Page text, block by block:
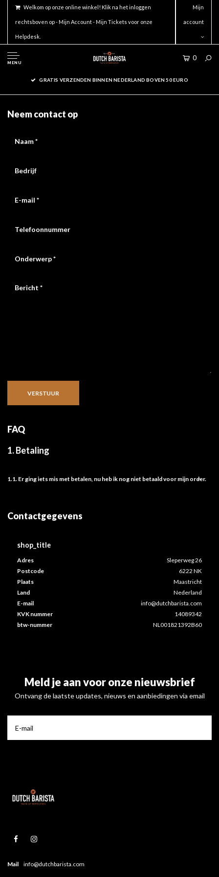
Welkom op onze online winkel! Klik na het inloggen
rechtsboven op - Mijn Account - Mijn Tickets voor onze
Helpdesk.
Mijn
account
MENU
0
GRATIS VERZENDEN BINNEN NEDERLAND BOVEN 50 EURO
Neem contact op
VERSTUUR
FAQ
1.Betaling
1.1. Er ging iets mis met betalen, nu heb ik nog niet betaald voor mijn order.
Contactgegevens
shop_title
Adres
Sleperweg 26
Postcode
6222 NK
Plaats
Maastricht
Land
Nederland
E-mail
info@dutchbarista.com
KVK nummer
14089342
btw-nummer
NL001821392B60
Meld je aan voor onze nieuwsbrief
Ontvang de laatste updates, nieuws en aanbiedingen via email
Mail info@dutchbarista.com